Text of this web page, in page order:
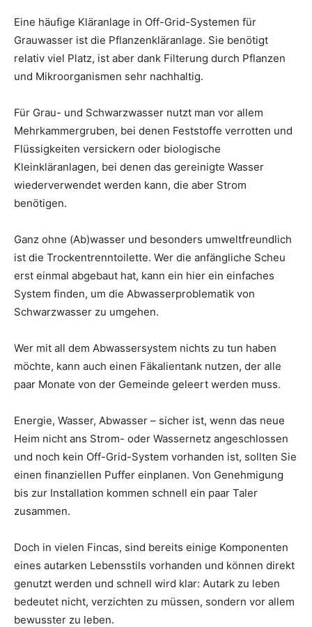
Eine häufige Kläranlage in Off-Grid-Systemen für
Grauwasser ist die Pflanzenkläranlage. Sie benötigt
relativ viel Platz, ist aber dank Filterung durch Pflanzen
und Mikroorganismen sehr nachhaltig.
Für Grau- und Schwarzwasser nutzt man vor allem
Mehrkammergruben, bei denen Feststoffe verrotten und
Flüssigkeiten versickern oder biologische
Kleinkläranlagen, bei denen das gereinigte Wasser
wiederverwendet werden kann, die aber Strom
benötigen.
Ganz ohne (Ab)wasser und besonders umweltfreundlich
ist die Trockentrenntoilette. Wer die anfängliche Scheu
erst einmal abgebaut hat, kann ein hier ein einfaches
System finden, um die Abwasserproblematik von
Schwarzwasser zu umgehen.
Wer mit all dem Abwassersystem nichts zu tun haben
möchte, kann auch einen Fäkalientank nutzen, der alle
paar Monate von der Gemeinde geleert werden muss.
Energie, Wasser, Abwasser – sicher ist, wenn das neue
Heim nicht ans Strom- oder Wassernetz angeschlossen
und noch kein Off-Grid-System vorhanden ist, sollten Sie
einen finanziellen Puffer einplanen. Von Genehmigung
bis zur Installation kommen schnell ein paar Taler
zusammen.
Doch in vielen Fincas, sind bereits einige Komponenten
eines autarken Lebensstils vorhanden und können direkt
genutzt werden und schnell wird klar: Autark zu leben
bedeutet nicht, verzichten zu müssen, sondern vor allem
bewusster zu leben.